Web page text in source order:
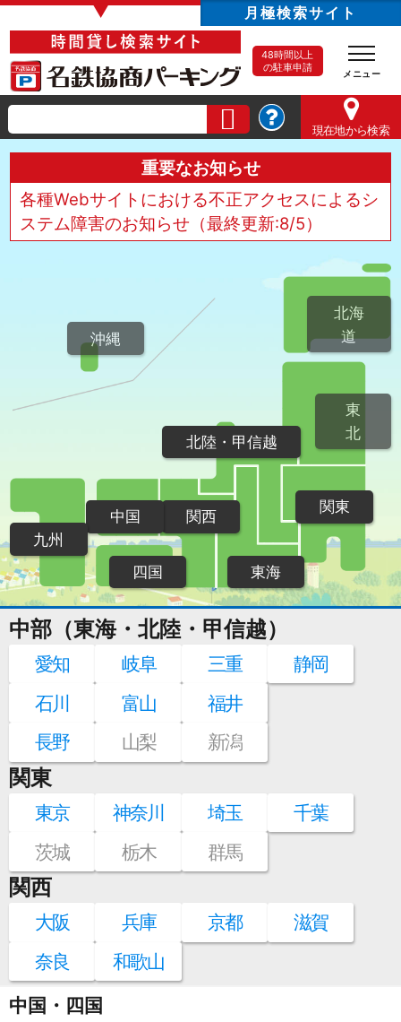
▼ 月極検索サイト
48時間以上
の駐車申請
現在地から検索
重要なお知らせ
各種Webサイトにおける不正アクセスによるシ
ステム障害のお知らせ（最終更新:8/5）
北海
道
東
北
関東
北陸・甲信越
東海
関西
中国
四国
九州
沖縄
中部（東海・北陸・甲信越）
愛知 岐阜 三重
静岡
石川
富山
福井
長野
山梨 新潟
関東
東京 神奈川 埼玉
千葉
茨城
栃木 群馬
関西
大阪 兵庫 京都
滋賀
奈良
和歌山
中国・四国